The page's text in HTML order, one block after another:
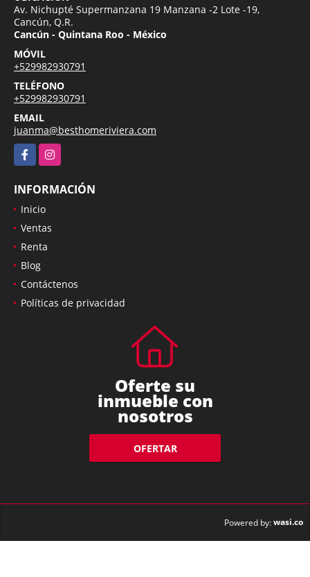
UBICACIÓN
Av. Nichupté Supermanzana 19 Manzana -2 Lote -19,
Cancún, Q.R.
Cancún - Quintana Roo - México
MÓVIL
+529982930791
TELÉFONO
+529982930791
EMAIL
juanma@besthomeriviera.com
FacebookInstagram
INFORMACIÓN
Inicio
Ventas
Renta
Blog
Contáctenos
Oferte su
inmueble con
nosotros
OFERTAR
Powered by:wasi.co